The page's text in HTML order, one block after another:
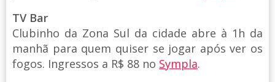
TV Bar
Clubinho da Zona Sul da cidade abre à 1h da
manhã para quem quiser se jogar após ver os
fogos. Ingressos a R$ 88 no Sympla.